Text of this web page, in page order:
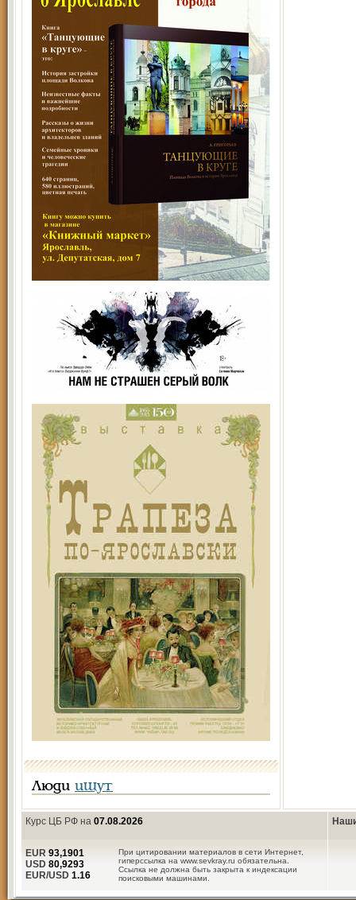
Люди ищут
Курс ЦБ РФ на 07.08.2026
При цитировании материалов в сети Интернет,
гиперссылка на www.sevkray.ru обязательна.
Ссылка не должна быть закрыта к индексации
поисковыми машинами.
EUR 93,1901
USD 80,9293
EUR/USD 1.16